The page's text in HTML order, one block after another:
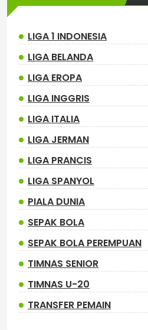
LIGA 1 INDONESIA
LIGA BELANDA
LIGA EROPA
LIGA INGGRIS
LIGA ITALIA
LIGA JERMAN
LIGA PRANCIS
LIGA SPANYOL
PIALA DUNIA
SEPAK BOLA
SEPAK BOLA PEREMPUAN
TIMNAS SENIOR
TIMNAS U-20
TRANSFER PEMAIN